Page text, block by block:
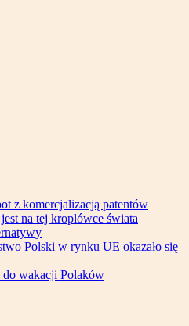
z komercjalizacją patentów
na tej kroplówce świata
Polski w rynku UE okazało się
do wakacji Polaków